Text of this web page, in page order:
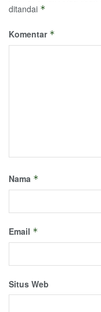
ditandai *
Komentar *
Nama *
Email *
Situs Web